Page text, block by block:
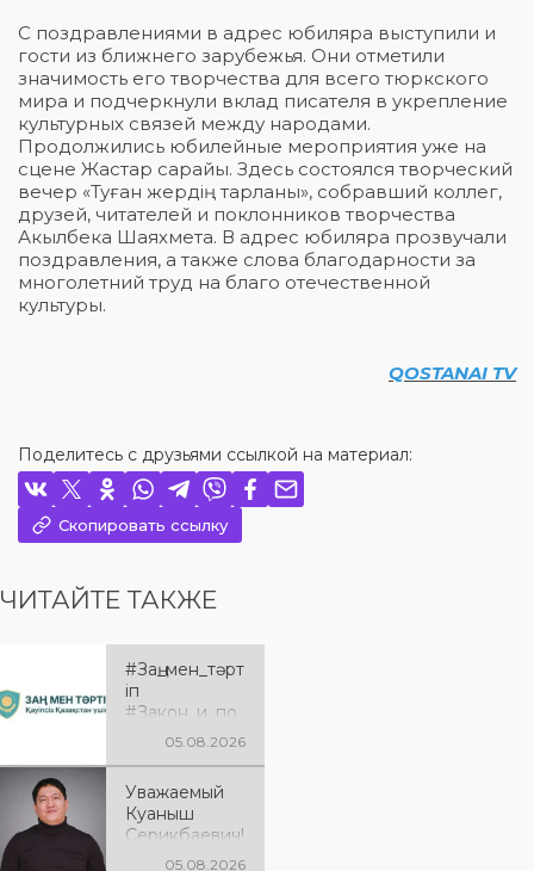
С поздравлениями в адрес юбиляра выступили и
гости из ближнего зарубежья. Они отметили
значимость его творчества для всего тюркского
мира и подчеркнули вклад писателя в укрепление
культурных связей между народами.
Продолжились юбилейные мероприятия уже на
сцене Жастар сарайы. Здесь состоялся творческий
вечер «Туған жердің тарланы», собравший коллег,
друзей, читателей и поклонников творчества
Акылбека Шаяхмета. В адрес юбиляра прозвучали
поздравления, а также слова благодарности за
многолетний труд на благо отечественной
культуры.
QOSTANAI TV
Поделитесь с друзьями ссылкой на материал:
Скопировать ссылку
ЧИТАЙТЕ ТАКЖЕ
#Заң_мен_тәрт
іп
#Закон_и_по
рядок05.08.2026
Уважаемый
Куаныш
Серикбаевич!
От всей05.08.2026